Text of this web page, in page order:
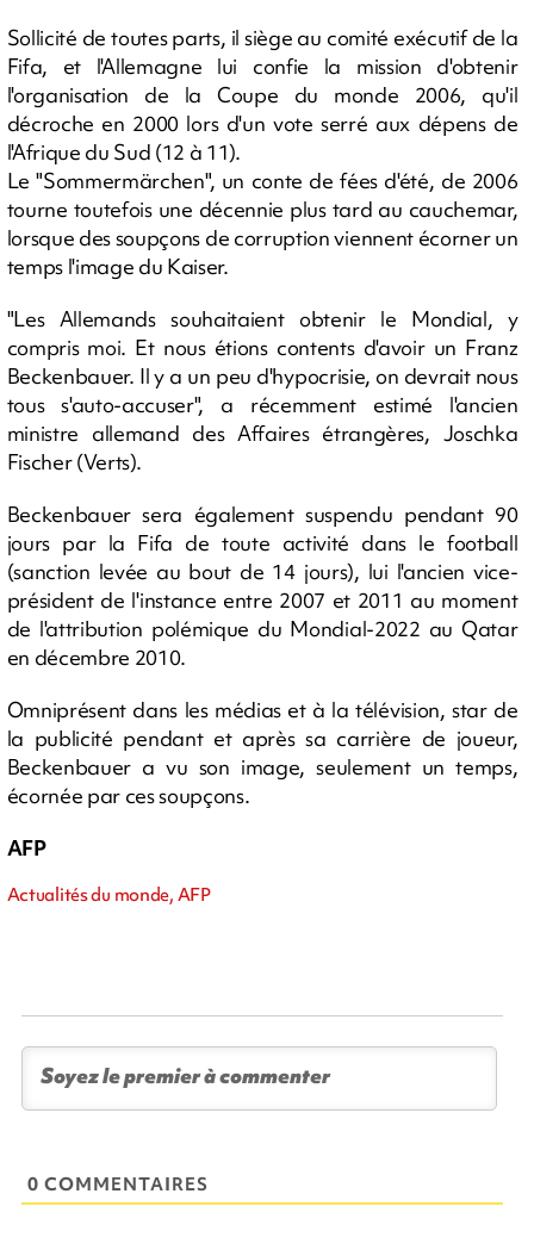
Sollicité de toutes parts, il siège au comité exécutif de la
Fifa, et l'Allemagne lui confie la mission d'obtenir
l'organisation de la Coupe du monde 2006, qu'il
décroche en 2000 lors d'un vote serré aux dépens de
l'Afrique du Sud (12 à 11).
Le "Sommermärchen", un conte de fées d'été, de 2006
tourne toutefois une décennie plus tard au cauchemar,
lorsque des soupçons de corruption viennent écorner un
temps l'image du Kaiser.
"Les Allemands souhaitaient obtenir le Mondial, y
compris moi. Et nous étions contents d'avoir un Franz
Beckenbauer. Il y a un peu d'hypocrisie, on devrait nous
tous s'auto-accuser", a récemment estimé l'ancien
ministre allemand des Affaires étrangères, Joschka
Fischer (Verts).
Beckenbauer sera également suspendu pendant 90
jours par la Fifa de toute activité dans le football
(sanction levée au bout de 14 jours), lui l'ancien vice-
président de l'instance entre 2007 et 2011 au moment
de l'attribution polémique du Mondial-2022 au Qatar
en décembre 2010.
Omniprésent dans les médias et à la télévision, star de
la publicité pendant et après sa carrière de joueur,
Beckenbauer a vu son image, seulement un temps,
écornée par ces soupçons.
AFP
Actualités du monde, AFP
0 COMMENTAIRES